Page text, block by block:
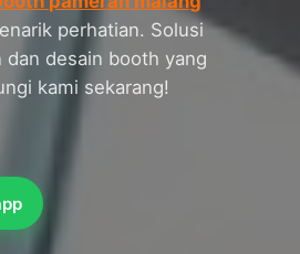
perhatian. Solusi
dan desain booth yang
kami sekarang!